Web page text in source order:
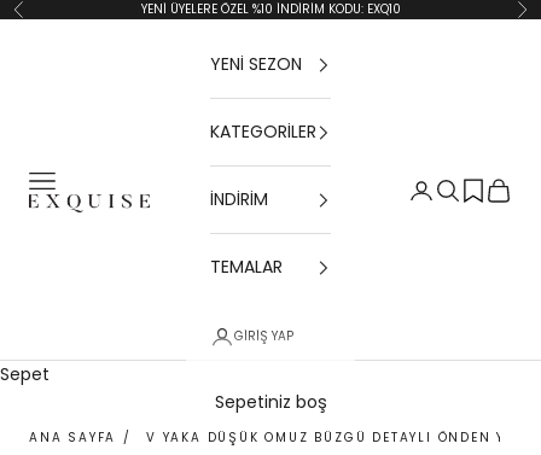
İçeriğe geç
Geri YENİ ÜYELERE ÖZEL %10 İNDİRİM KODU: EXQ10
Menü
Exquise TR
Giriş Yap
Ara Sepet
YENİ SEZON
KATEGORİLER
İNDİRİM
TEMALAR
GIRIŞ YAP
Sepet
Sepetiniz boş
ANA SAYFA / V YAKA DÜŞÜK OMUZ BÜZGÜ DETAYLI ÖNDEN